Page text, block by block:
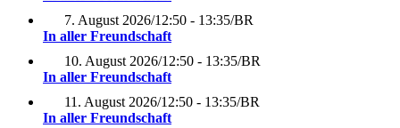
7. August 2026/12:50 - 13:35/BR
In aller Freundschaft
10. August 2026/12:50 - 13:35/BR
In aller Freundschaft
11. August 2026/12:50 - 13:35/BR
In aller Freundschaft